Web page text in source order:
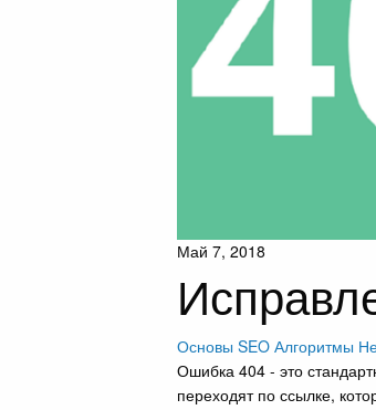
Май 7, 2018
Основы SEO Алгоритмы
Ошибка 404 - это
переходят по ссылке,